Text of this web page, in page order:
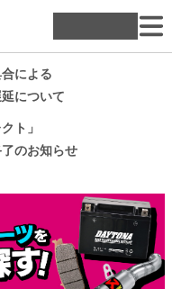
による
について
ト」
のお知らせ